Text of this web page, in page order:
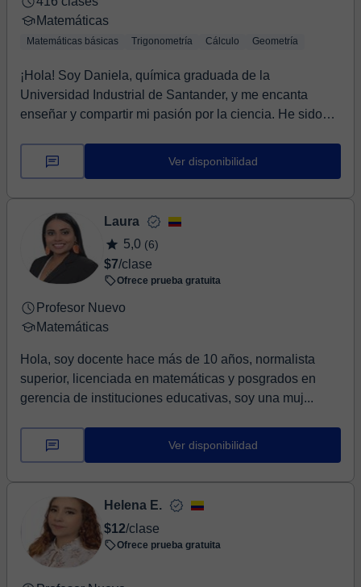
Matemáticas
Matemáticas básicas Trigonometría Cálculo Geometría
¡Hola! Soy Daniela, química graduada de la
Universidad Industrial de Santander, y me encanta
enseñar y compartir mi pasión por la ciencia. He sido
Ver disponibilidad
Laura
5,0 (6)
$7/clase
Ofrece prueba gratuita
Profesor Nuevo
Matemáticas
Hola, soy docente hace más de 10 años, normalista
superior, licenciada en matemáticas y posgrados en
gerencia de instituciones educativas, soy una muj...
Ver disponibilidad
Helena E.
$12/clase
Ofrece prueba gratuita